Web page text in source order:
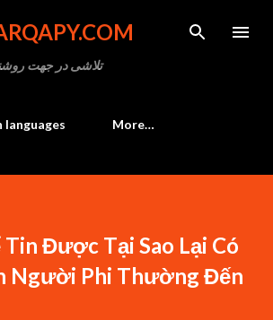
Skip to main content
تلاشی در جهت
languages More…
Được Tại Sao Lại Có
Người Phi Thường Đến